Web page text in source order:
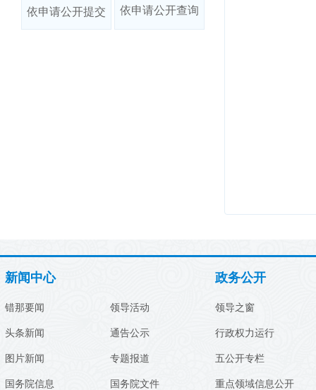
依申请公开提交 依申请公开查询
新闻中心
错那要闻
头条新闻
图片新闻
国务院信息
领导活动
通告公示
专题报道
国务院文件
政务公开
领导之窗
行政权力运行
五公开专栏
重点领域信息公开